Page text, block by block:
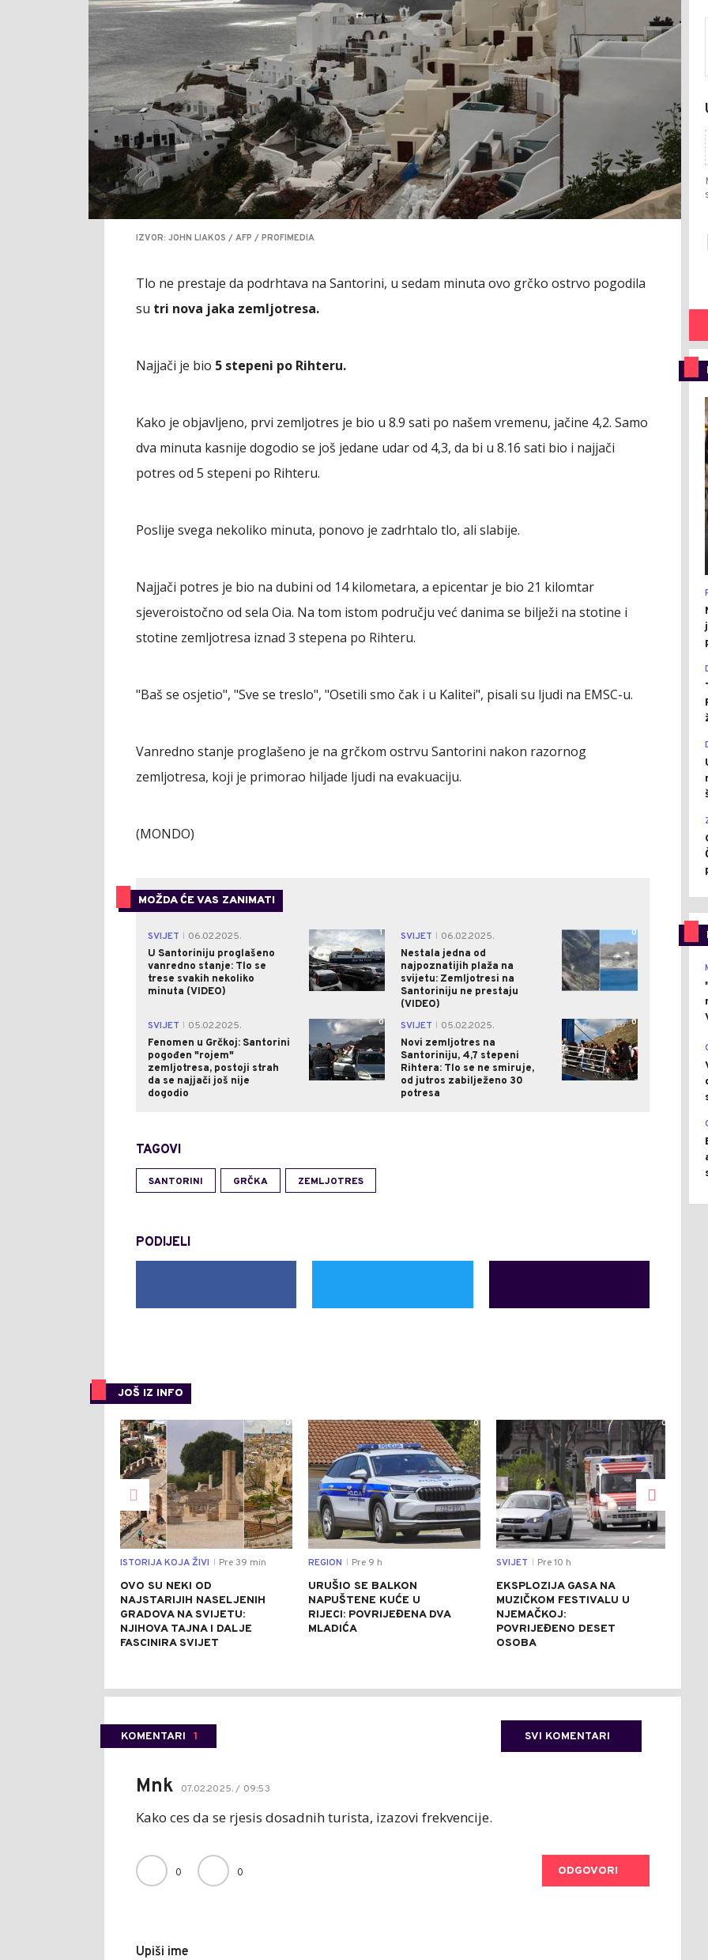
IZVOR: JOHN LIAKOS / AFP / PROFIMEDIA
Tlo ne prestaje da podrhtava na Santorini, u sedam minuta ovo grčko ostrvo pogodila
su tri nova jaka zemljotresa.
Najjači je bio 5 stepeni po Rihteru.
Kako je objavljeno, prvi zemljotres je bio u 8.9 sati po našem vremenu, jačine 4,2. Samo
dva minuta kasnije dogodio se još jedane udar od 4,3, da bi u 8.16 sati bio i najjači
potres od 5 stepeni po Rihteru.
Poslije svega nekoliko minuta, ponovo je zadrhtalo tlo, ali slabije.
Najjači potres je bio na dubini od 14 kilometara, a epicentar je bio 21 kilomtar
sjeveroistočno od sela Oia. Na tom istom području već danima se bilježi na stotine i
stotine zemljotresa iznad 3 stepena po Rihteru.
"Baš se osjetio", "Sve se treslo", "Osetili smo čak i u Kalitei", pisali su ljudi na EMSC-u.
Vanredno stanje proglašeno je na grčkom ostrvu Santorini nakon razornog
zemljotresa, koji je primorao hiljade ljudi na evakuaciju.
(MONDO)
MOŽDA ĆE VAS ZANIMATI
SVIJET
06.02.2025.
U Santoriniju proglašeno
vanredno stanje: Tlo se
trese svakih nekoliko
minuta (VIDEO)
1 SVIJET
06.02.2025.
Nestala jedna od
najpoznatijih plaža na
svijetu: Zemljotresi na
Santoriniju ne prestaju
(VIDEO)
0
SVIJET
05.02.2025.
Fenomen u Grčkoj: Santorini
pogođen "rojem"
zemljotresa, postoji strah
da se najjači još nije
dogodio
0 SVIJET
05.02.2025.
Novi zemljotres na
Santoriniju, 4,7 stepeni
Rihtera: Tlo se ne smiruje,
od jutros zabilježeno 30
potresa
0
TAGOVI
SANTORINI GRČKA ZEMLJOTRES
PODIJELI
JOŠ IZ INFO
0
ISTORIJA KOJA ŽIVI Pre 39 min
OVO SU NEKI OD
NAJSTARIJIH NASELJENIH
GRADOVA NA SVIJETU:
NJIHOVA TAJNA I DALJE
FASCINIRA SVIJET
0
REGION Pre 9 h
URUŠIO SE BALKON
NAPUŠTENE KUĆE U
RIJECI: POVRIJEĐENA DVA
MLADIĆA
0
SVIJET Pre 10 h
EKSPLOZIJA GASA NA
MUZIČKOM FESTIVALU U
NJEMAČKOJ:
POVRIJEĐENO DESET
OSOBA
KOMENTARI 1 SVI KOMENTARI
Mnk 07.02.2025. / 09:53
Kako ces da se rjesis dosadnih turista, izazovi frekvencije.
0 0 ODGOVORI
Upiši ime